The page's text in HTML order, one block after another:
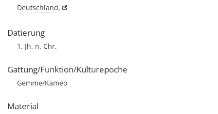
Deutschland,
Datierung
1. Jh. n. Chr.
Gattung/Funktion/Kulturepoche
Gemme/Kameo
Material